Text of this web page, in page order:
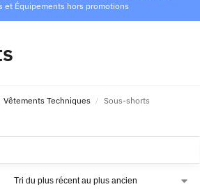
et Équipements hors promotions
Vêtements Techniques / Sous-shorts